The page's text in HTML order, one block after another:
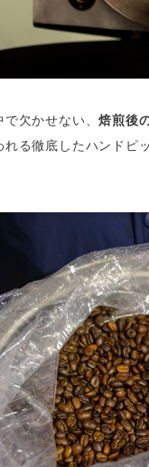
で欠かせない、焙煎後
る徹底したハンドピ